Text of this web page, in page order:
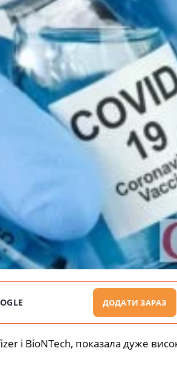
ДОДАТИ ЗАРАЗ
і BioNTech, показала дуже